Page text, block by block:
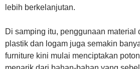
lebih berkelanjutan.
Di samping itu, penggunaan material
plastik dan logam juga semakin
furniture kini mulai menciptakan